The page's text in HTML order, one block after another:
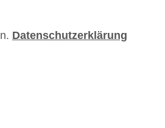
Datenschutzerklärung